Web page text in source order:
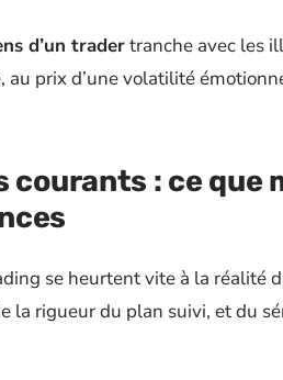
d’un tradertranche avec les
au prix d’une volatilité
courants : ce que
se heurtent vite à la réalité
la rigueur du plan suivi, et du